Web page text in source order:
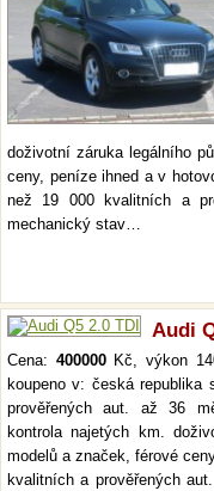
doživotní záruka legálního
ceny, peníze ihned a v
než 19 000 kvalitních a
mechanický stav…
Audi
Cena: 400000Kč, výkon
koupeno v: česká
prověřených aut. až 36
kontrola najetých km.
modelů a značek, férové
kvalitních a prověřených